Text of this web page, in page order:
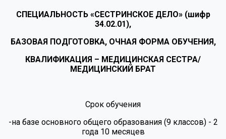
СПЕЦИАЛЬНОСТЬ «СЕСТРИНСКОЕ ДЕЛО» (шифр
34.02.01),
БАЗОВАЯ ПОДГОТОВКА, ОЧНАЯ ФОРМА ОБУЧЕНИЯ,
КВАЛИФИКАЦИЯ – МЕДИЦИНСКАЯ СЕСТРА/
МЕДИЦИНСКИЙ БРАТ
Срок обучения
-на базе основного общего образования (9 классов) - 2
года 10 месяцев